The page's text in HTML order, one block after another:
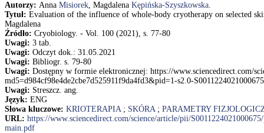
Autorzy: Anna Misiorek, Magdalena Kępińska-Szyszkowska.
Tytuł: Evaluation of the influence of whole-body cryotherapy on selected
Magdalena
Źródło: Cryobiology. - Vol. 100 (2021), s. 77-80
Uwagi: 3 tab.
Uwagi: Odczyt dok.: 31.05.2021
Uwagi: Bibliogr. s. 79-80
Uwagi: Dostępny w formie elektronicznej: https://www.sciencedirect.com/
md5=d984cf98e4de2cbe7d525911f9da4fd3&pid=1-s2.0-
Uwagi: Streszcz. ang.
Język: ENG
Słowa kluczowe: KRIOTERAPIA; SKÓRA; PARAMETRY
URL: https://www.sciencedirect.com/science/article/pii/
main.pdf